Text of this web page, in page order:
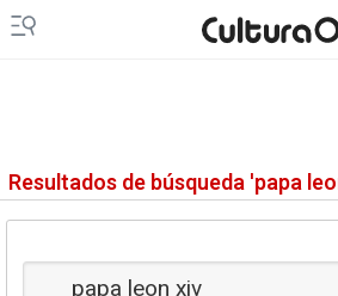
Resultados de búsqueda 'papa